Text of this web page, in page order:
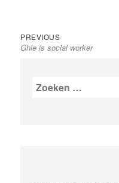
Bericht
navigatie
PREVIOUSPrevious
post:
Ghie is social worker
Zoeken
naar: